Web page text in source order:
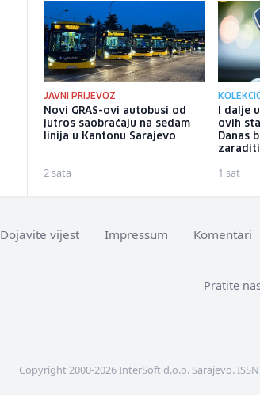
JAVNI PRIJEVOZ
Novi GRAS-ovi autobusi od
jutros saobraćaju na sedam
linija u Kantonu Sarajevo
2 sata
I dalje
ovih
Danas
zaraditi
1 sat
Dojavite vijest Impressum Komentari
Pratite
Copyright 2000-2026 InterSoft d.o.o. Sarajevo.